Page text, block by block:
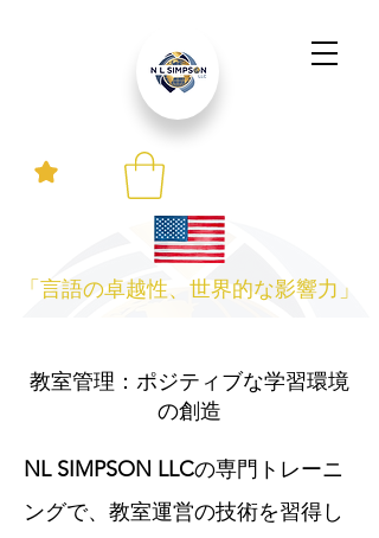
「言語の卓越性、世界的な影響力」
教室管理：ポジティブな学習環境
の創造
NL SIMPSON LLCの専門トレーニ
ングで、教室運営の技術を習得し